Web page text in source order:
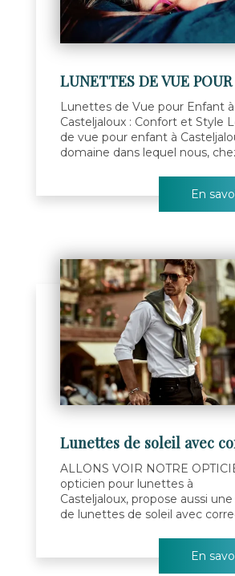
LUNETTES DE VUE
Lunettes de Vue pour Enfant à
Casteljaloux : Confort et Style
de vue pour enfant à
domaine dans lequel nous,
En
Lunettes de soleil avec
ALLONS VOIR NOTRE
opticien pour lunettes à
Casteljaloux, propose aussi
de lunettes de soleil avec
En